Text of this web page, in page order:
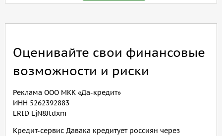
Оценивайте свои финансовые
возможности и риски
Реклама ООО МКК «Да-кредит»
ИНН 5262392883
ERID LjN8Jtdxm
Кредит-сервис Давака кредитует россиян через